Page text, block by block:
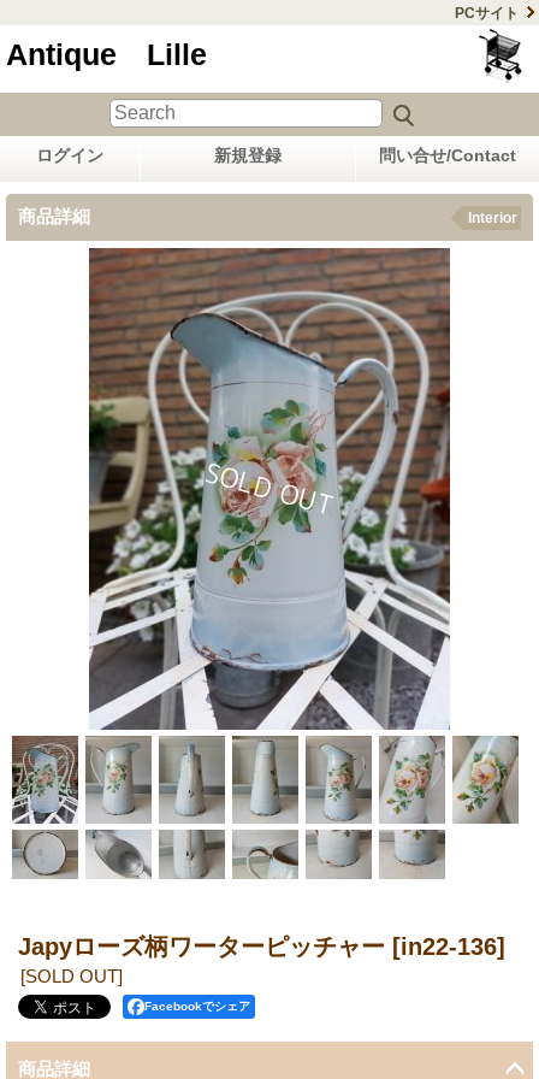
PCサイト
Antique Lille
ログイン 新規登録 問い合せ/Contact
商品詳細 Interior
Japyローズ柄ワーターピッチャー [in22-136]
[SOLD OUT]
Facebookでシェア
商品詳細